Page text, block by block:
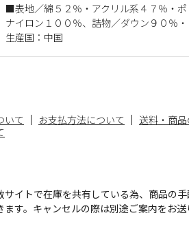
■表地／綿５２％・アクリル系４７％・
ナイロン１００％、詰物／ダウン９０％
生産国：中国
いて お支払方法について
送料・商
イトで在庫を共有している為、商品の
す。キャンセルの際は別途ご案内をお